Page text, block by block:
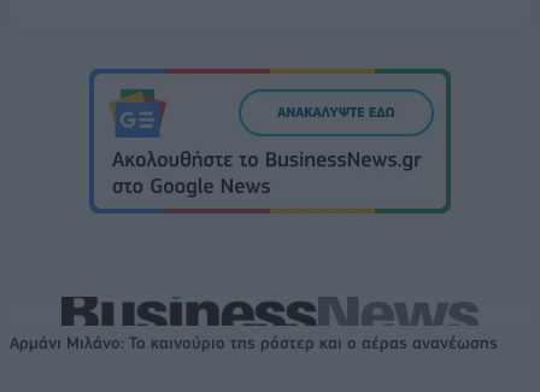
Αρμάνι Μιλάνο: Το καινούριο της ρόστερ και ο αέρας ανανέωσης